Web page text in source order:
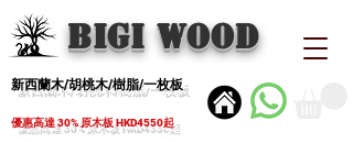
BIGI wood
新西蘭木/胡桃木/樹脂/一枚板
優惠高達 30% 原木板 HKD4550起